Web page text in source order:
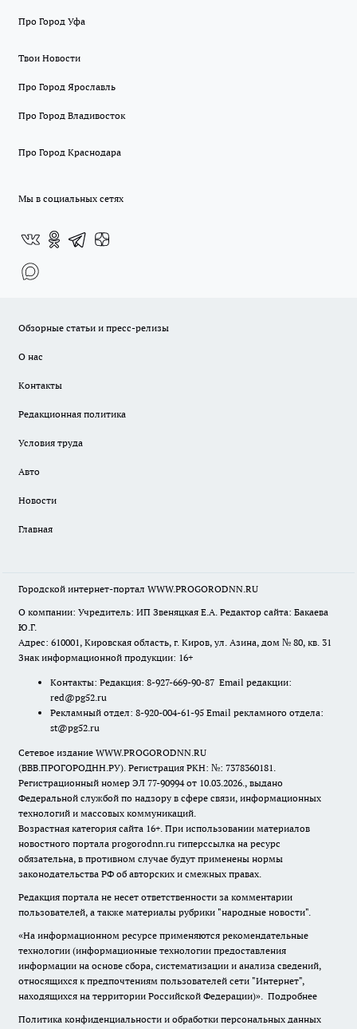
Про Город Уфа
Твои Новости
Про Город Ярославль
Про Город Владивосток
Про Город Краснодара
Мы в социальных сетях
Обзорные статьи и пресс-релизы
О нас
Контакты
Редакционная политика
Условия труда
Авто
Новости
Главная
Городской интернет-портал WWW.PROGORODNN.RU
О компании: Учредитель: ИП Звеняцкая Е.А. Редактор сайта: Бакаева
Ю.Г.
Адрес: 610001, Кировская область, г. Киров, ул. Азина, дом № 80, кв. 31
Знак информационной продукции: 16+
Контакты: Редакция: 8-927-669-90-87 Email редакции:
red@pg52.ru
Рекламный отдел: 8-920-004-61-95 Email рекламного отдела:
st@pg52.ru
Сетевое издание WWW.PROGORODNN.RU
(ВВВ.ПРОГОРОДНН.РУ). Регистрация РКН: №: 7378360181.
Регистрационный номер ЭЛ 77-90994 от 10.03.2026., выдано
Федеральной службой по надзору в сфере связи, информационных
технологий и массовых коммуникаций.
Возрастная категория сайта 16+. При использовании материалов
новостного портала progorodnn.ru гиперссылка на ресурс
обязательна, в противном случае будут применены нормы
законодательства РФ об авторских и смежных правах.
Редакция портала не несет ответственности за комментарии
пользователей, а также материалы рубрики "народные новости".
«На информационном ресурсе применяются рекомендательные
технологии (информационные технологии предоставления
информации на основе сбора, систематизации и анализа сведений,
относящихся к предпочтениям пользователей сети "Интернет",
находящихся на территории Российской Федерации)». Подробнее
Политика конфиденциальности и обработки персональных данных